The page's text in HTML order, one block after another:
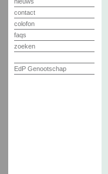
contact
colofon
faqs
zoeken
EdP Genootschap